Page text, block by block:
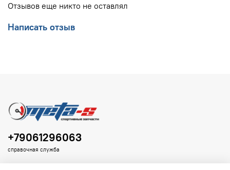
Отзывов еще никто не оставлял
Написать отзыв
+79061296063
справочная служба